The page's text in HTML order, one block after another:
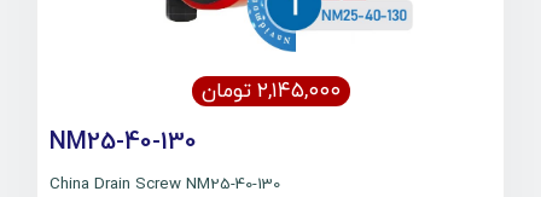
۲,۱۴۵,۰۰۰ تومان
NM25-40-130
China Drain Screw NM25-40-130